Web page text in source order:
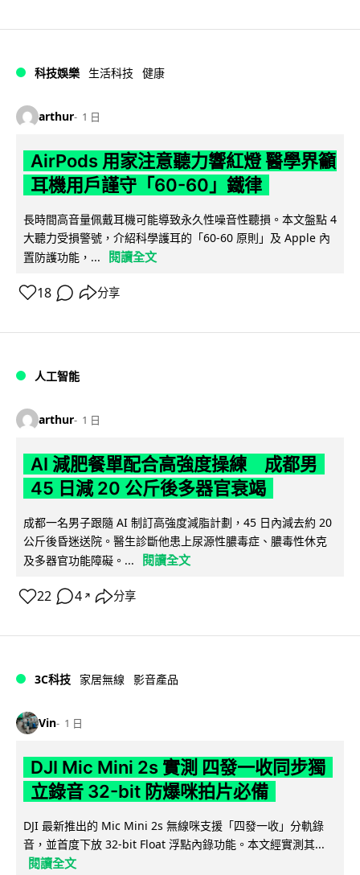
科技娛樂 生活科技 健康
arthur 1 日
AirPods 用家注意聽力響紅燈 醫學界籲
耳機用戶謹守「60-60」鐵律
長時間高音量佩戴耳機可能導致永久性噪音性聽損。本文盤點 4
大聽力受損警號，介紹科學護耳的「60-60 原則」及 Apple 內
置防護功能，...
閱讀全文
18 分享
人工智能
arthur 1 日
AI 減肥餐單配合高強度操練 成都男
45 日減 20 公斤後多器官衰竭
成都一名男子跟隨 AI 制訂高強度減脂計劃，45 日內減去約 20
公斤後昏迷送院。醫生診斷他患上尿源性膿毒症、膿毒性休克
及多器官功能障礙。...
閱讀全文
22 4 ↗ 分享
3C科技 家居無線 影音產品
Vin 1 日
DJI Mic Mini 2s 實測 四發一收同步獨
立錄音 32-bit 防爆咪拍片必備
DJI 最新推出的 Mic Mini 2s 無線咪支援「四發一收」分軌錄
音，並首度下放 32-bit Float 浮點內錄功能。本文經實測其...
閱讀全文